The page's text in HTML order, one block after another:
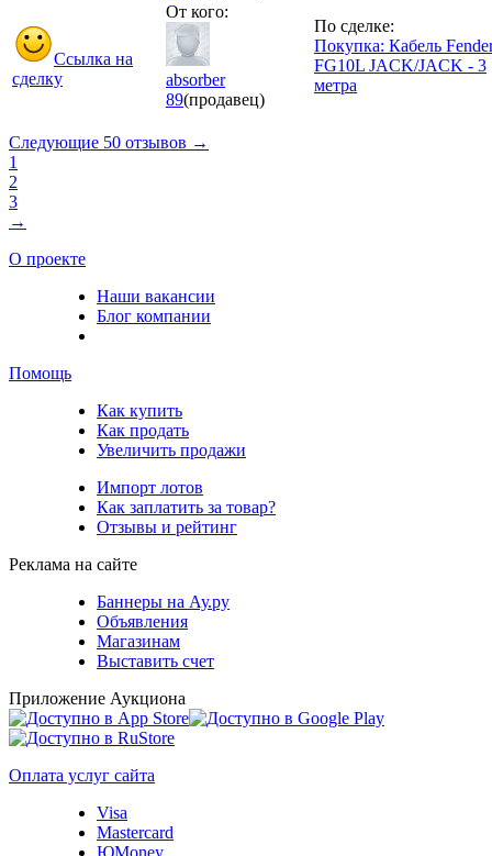
Ссылка на
сделку
От кого:
absorber
89(продавец)
По сделке:
Покупка: Кабель
FG10L JACK/JACK - 3
метра
Следующие 50 отзывов →
1
2
3
→
О проекте
Наши вакансии
Блог компании
Помощь
Как купить
Как продать
Увеличить продажи
Импорт лотов
Как заплатить за товар?
Отзывы и рейтинг
Реклама на сайте
Баннеры на Ау.ру
Объявления
Магазинам
Выставить счет
Приложение Аукциона
Оплата услуг сайта
Visa
Mastercard
ЮMoney